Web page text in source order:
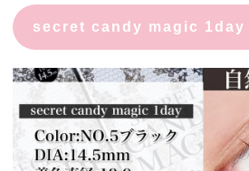
secret candy magic 1day